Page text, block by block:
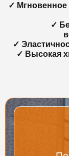
✓ Мгновенное
✓
✓
✓ Высокая